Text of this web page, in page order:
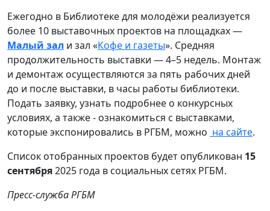
Ежегодно в Библиотеке для молодёжи реализуется
более 10 выставочных проектов на площадках —
Малый зал и зал «Кофе и газеты». Средняя
продолжительность выставки — 4–5 недель. Монтаж
и демонтаж осуществляются за пять рабочих дней
до и после выставки, в часы работы библиотеки.
Подать заявку, узнать подробнее о конкурсных
условиях, а также - ознакомиться с выставками,
которые экспонировались в РГБМ, можно на сайте.
Список отобранных проектов будет опубликован 15
сентября2025 года в социальных сетях РГБМ.
Пресс-служба РГБМ